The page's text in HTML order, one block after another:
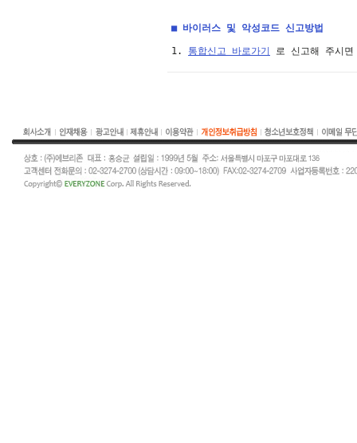
■ 바이러스 및 악성코드 신고방법
1. 통합신고 바로가기 로 신고해 주시